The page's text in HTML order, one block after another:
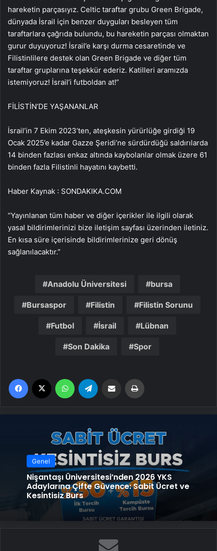
hareketin parçasıyız. Celtic taraftar grubu Green Brigade,
dünyada İsrail için benzer duyguları besleyen tüm
taraftarlara çağrıda bulundu, bu hareketin parçası olmaktan
gurur duyuyoruz! İsrail’e karşı durma cesaretinde ve
Filistinlilere destek olan Green Brigade ve diğer tüm
taraftar gruplarına teşekkür ederiz. Katilleri aramızda
istemiyoruz! İsrail’i futboldan at!”
FİLİSTİN’DE YAŞANANLAR
İsrail’in 7 Ekim 2023’ten, ateşkesin yürürlüğe girdiği 19
Ocak 2025’e kadar Gazze Şeridi’ne sürdürdüğü saldırılarda
14 binden fazlası enkaz altında kaybolanlar olmak üzere 61
binden fazla Filistinli hayatını kaybetti.
Haber Kaynak : SONDAKIKA.COM
“Yayınlanan tüm haber ve diğer içerikler ile ilgili olarak
yasal bildirimlerinizi bize iletişim sayfası üzerinden iletiniz.
En kısa süre içerisinde bildirimlerinize geri dönüş
sağlanılacaktır.”
Anadolu Üniversitesi bursa
Bursaspor Filistin Filistin Sorunu
Futbol İsrail Lübnan
Son Dakika Spor
Facebook WhatsApp Email'den paylaş
Genel
Nişantaşı Üniversitesi’nden 2026 YKS
Adaylarına Çifte Güvence: Sabit Ücret ve
Kesintisiz Burs